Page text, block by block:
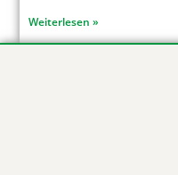
Weiterlesen »